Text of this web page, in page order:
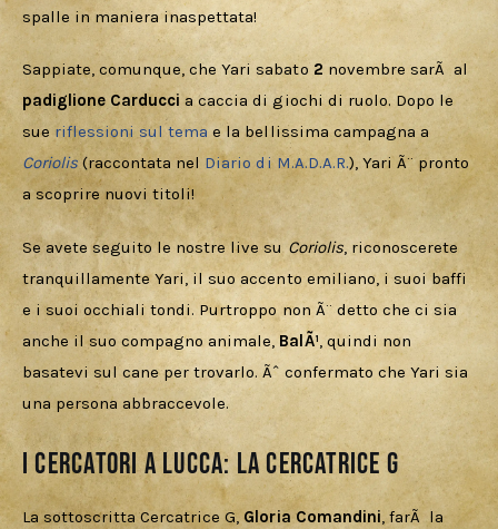
spalle in maniera inaspettata!
Sappiate, comunque, che Yari sabato 2 novembre sarÃ  al
padiglione Carducci a caccia di giochi di ruolo. Dopo le
sue riflessioni sul tema e la bellissima campagna a
Coriolis (raccontata nel Diario di M.A.D.A.R.), Yari Ã¨ pronto
a scoprire nuovi titoli!
Se avete seguito le nostre live su Coriolis, riconoscerete
tranquillamente Yari, il suo accento emiliano, i suoi baffi
e i suoi occhiali tondi. Purtroppo non Ã¨ detto che ci sia
anche il suo compagno animale, BalÃ¹, quindi non
basatevi sul cane per trovarlo. Ãˆ confermato che Yari sia
una persona abbraccevole.
I Cercatori a Lucca: la Cercatrice G
La sottoscritta Cercatrice G, Gloria Comandini, farÃ  la